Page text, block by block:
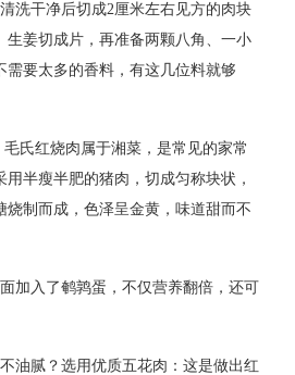
洗干净后切成2厘米左右见方的肉块
生姜切成片，再准备两颗八角、一小
需要太多的香料，有这几位料就够
氏红烧肉属于湘菜，是常见的家常
半瘦半肥的猪肉，切成匀称块状，
烧制而成，色泽呈金黄，味道甜而不
加入了鹌鹑蛋，不仅营养翻倍，还可
油腻？选用优质五花肉：这是做出红